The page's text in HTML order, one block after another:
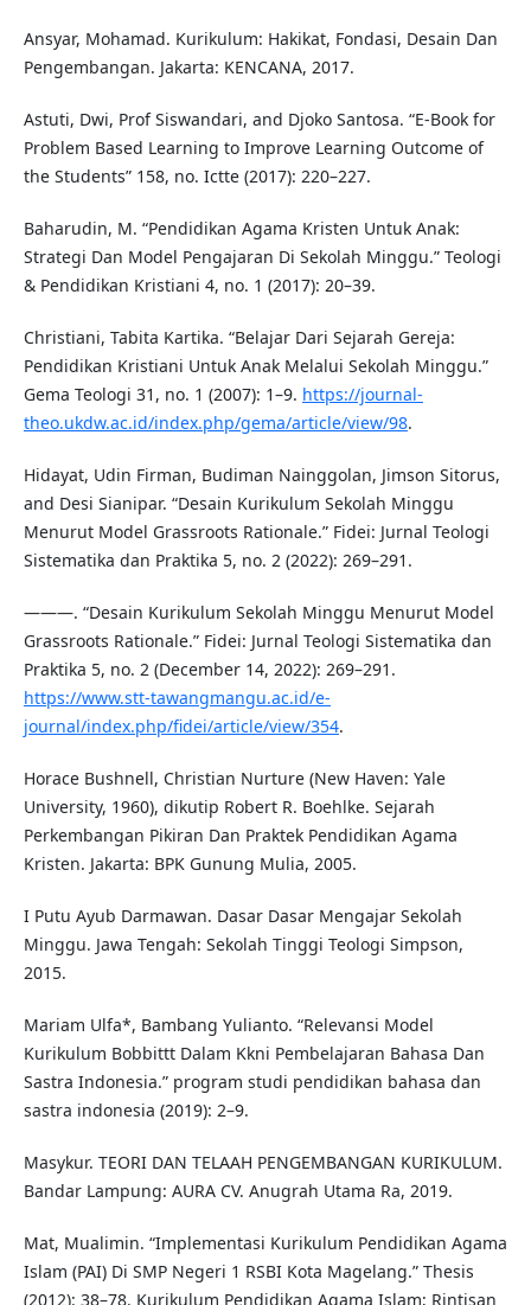
Ansyar, Mohamad. Kurikulum: Hakikat, Fondasi, Desain Dan
Pengembangan. Jakarta: KENCANA, 2017.
Astuti, Dwi, Prof Siswandari, and Djoko Santosa. “E-Book for
Problem Based Learning to Improve Learning Outcome of
the Students” 158, no. Ictte (2017): 220–227.
Baharudin, M. “Pendidikan Agama Kristen Untuk Anak:
Strategi Dan Model Pengajaran Di Sekolah Minggu.” Teologi
& Pendidikan Kristiani 4, no. 1 (2017): 20–39.
Christiani, Tabita Kartika. “Belajar Dari Sejarah Gereja:
Pendidikan Kristiani Untuk Anak Melalui Sekolah Minggu.”
Gema Teologi 31, no. 1 (2007): 1–9. https://journal-
theo.ukdw.ac.id/index.php/gema/article/view/98.
Hidayat, Udin Firman, Budiman Nainggolan, Jimson Sitorus,
and Desi Sianipar. “Desain Kurikulum Sekolah Minggu
Menurut Model Grassroots Rationale.” Fidei: Jurnal Teologi
Sistematika dan Praktika 5, no. 2 (2022): 269–291.
———. “Desain Kurikulum Sekolah Minggu Menurut Model
Grassroots Rationale.” Fidei: Jurnal Teologi Sistematika dan
Praktika 5, no. 2 (December 14, 2022): 269–291.
https://www.stt-tawangmangu.ac.id/e-
journal/index.php/fidei/article/view/354.
Horace Bushnell, Christian Nurture (New Haven: Yale
University, 1960), dikutip Robert R. Boehlke. Sejarah
Perkembangan Pikiran Dan Praktek Pendidikan Agama
Kristen. Jakarta: BPK Gunung Mulia, 2005.
I Putu Ayub Darmawan. Dasar Dasar Mengajar Sekolah
Minggu. Jawa Tengah: Sekolah Tinggi Teologi Simpson,
2015.
Mariam Ulfa*, Bambang Yulianto. “Relevansi Model
Kurikulum Bobbittt Dalam Kkni Pembelajaran Bahasa Dan
Sastra Indonesia.” program studi pendidikan bahasa dan
sastra indonesia (2019): 2–9.
Masykur. TEORI DAN TELAAH PENGEMBANGAN KURIKULUM.
Bandar Lampung: AURA CV. Anugrah Utama Ra, 2019.
Mat, Mualimin. “Implementasi Kurikulum Pendidikan Agama
Islam (PAI) Di SMP Negeri 1 RSBI Kota Magelang.” Thesis
(2012): 38–78. Kurikulum Pendidikan Agama Islam; Rintisan